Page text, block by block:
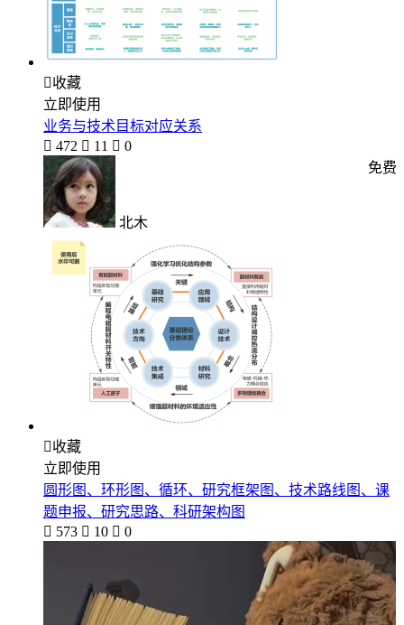
收藏
立即使用
业务与技术目标对应关系
 472  11  0
北木
免费
收藏
立即使用
圆形图、环形图、循环、研究框架图、技术路线图、课
题申报、研究思路、科研架构图
 573  10  0